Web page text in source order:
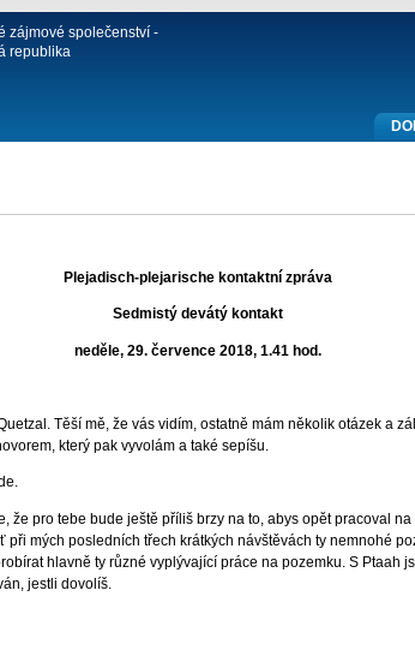
zájmové společenství -
republika
Plejadisch-plejarische kontaktní zpráva
Sedmistý devátý kontakt
neděle, 29. července 2018, 1.41 hod.
Těší mě, že vás vidím, ostatně mám několik otázek a
který pak vyvolám a také sepíšu.
že pro tebe bude ještě příliš brzy na to, abys opět pracoval
mých posledních třech krátkých návštěvách ty nemnohé
hlavně ty různé vyplývající práce na pozemku. S Ptaah
jestli dovolíš.